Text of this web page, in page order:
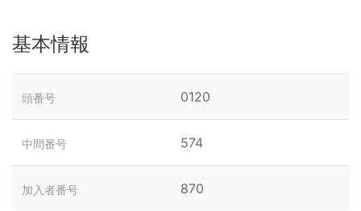
基本情報
頭番号 0120
中間番号 574
加入者番号 870